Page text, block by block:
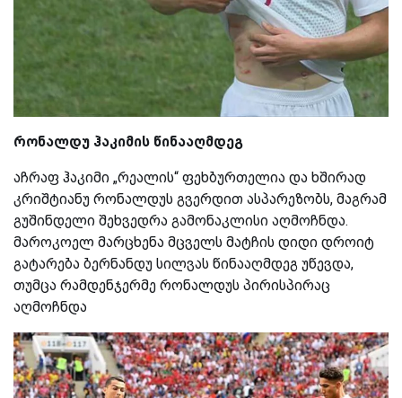
რონალდუ ჰაკიმის წინააღმდეგ
აჩრაფ ჰაკიმი „რეალის“ ფეხბურთელია და ხშირად
კრიშტიანუ რონალდუს გვერდით ასპარეზობს, მაგრამ
გუშინდელი შეხვედრა გამონაკლისი აღმოჩნდა.
მაროკოელ მარცხენა მცველს მატჩის დიდი დროიტ
გატარება ბერნანდუ სილვას წინააღმდეგ უწევდა,
თუმცა რამდენჯერმე რონალდუს პირისპირაც
აღმოჩნდა